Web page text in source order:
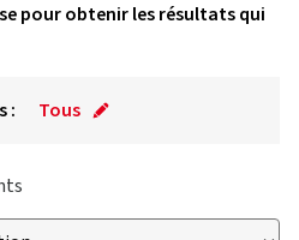
pour obtenir les résultats qui
: Tous